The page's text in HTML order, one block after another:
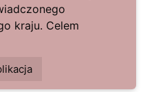
kraju. Celem